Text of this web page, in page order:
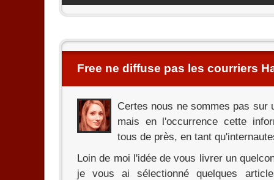
Free ne diffuse pas les courriers
Certes nous ne sommes pas sur
mais en l'occurrence cette
tous de près, en tant
Loin de moi l'idée de vous livrer un
je vous ai sélectionné quelques